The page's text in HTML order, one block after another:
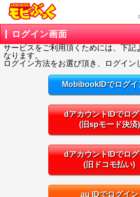
ログイン画面
サービスをご利用頂くためには、下記
なります。
ログイン方法をお選び頂き、ログイン
MobibookIDでログイ
dアカウントIDでロ
(旧spモード決済)
dアカウントIDでロ
(旧ドコモ払い)
au IDでログイン